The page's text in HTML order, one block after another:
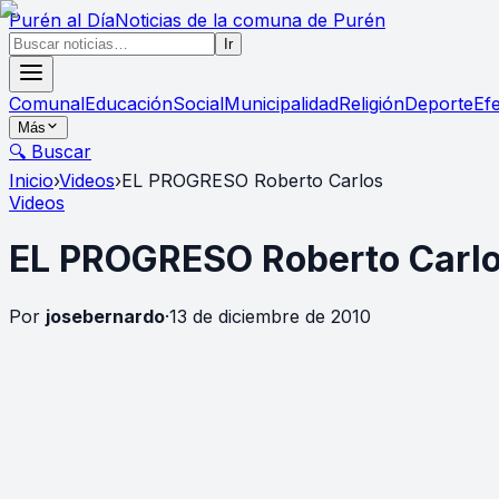
Purén al DíaNoticias de la comuna de Purén
Ir
ComunalEducaciónSocialMunicipalidadReligiónDeporte
Más
🔍 Buscar
Inicio›Videos›EL PROGRESO Roberto Carlos
Videos
EL PROGRESO Roberto
Por josebernardo·13 de diciembre de 2010